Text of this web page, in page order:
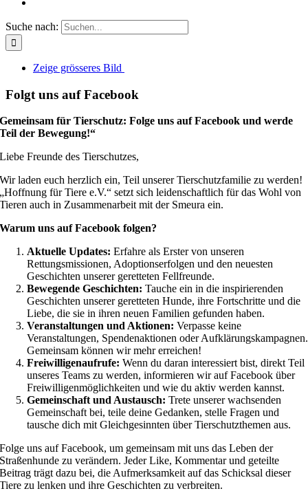
Suche nach:
Zeige grösseres Bild
Folgt uns auf Facebook
Gemeinsam für Tierschutz: Folge uns auf Facebook und werde
Teil der Bewegung!“
Liebe Freunde des Tierschutzes,
Wir laden euch herzlich ein, Teil unserer Tierschutzfamilie zu werden!
„Hoffnung für Tiere e.V.“ setzt sich leidenschaftlich für das Wohl von
Tieren auch in Zusammenarbeit mit der Smeura ein.
Warum uns auf Facebook folgen?
Aktuelle Updates: Erfahre als Erster von unseren
Rettungsmissionen, Adoptionserfolgen und den neuesten
Geschichten unserer geretteten Fellfreunde.
Bewegende Geschichten: Tauche ein in die inspirierenden
Geschichten unserer geretteten Hunde, ihre Fortschritte und die
Liebe, die sie in ihren neuen Familien gefunden haben.
Veranstaltungen und Aktionen: Verpasse keine
Veranstaltungen, Spendenaktionen oder Aufklärungskampagnen.
Gemeinsam können wir mehr erreichen!
Freiwilligenaufrufe: Wenn du daran interessiert bist, direkt Teil
unseres Teams zu werden, informieren wir auf Facebook über
Freiwilligenmöglichkeiten und wie du aktiv werden kannst.
Gemeinschaft und Austausch: Trete unserer wachsenden
Gemeinschaft bei, teile deine Gedanken, stelle Fragen und
tausche dich mit Gleichgesinnten über Tierschutzthemen aus.
Folge uns auf Facebook, um gemeinsam mit uns das Leben der
Straßenhunde zu verändern. Jeder Like, Kommentar und geteilte
Beitrag trägt dazu bei, die Aufmerksamkeit auf das Schicksal dieser
Tiere zu lenken und ihre Geschichten zu verbreiten.